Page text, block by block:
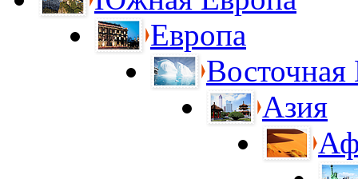
Европа
Восточная
Азия